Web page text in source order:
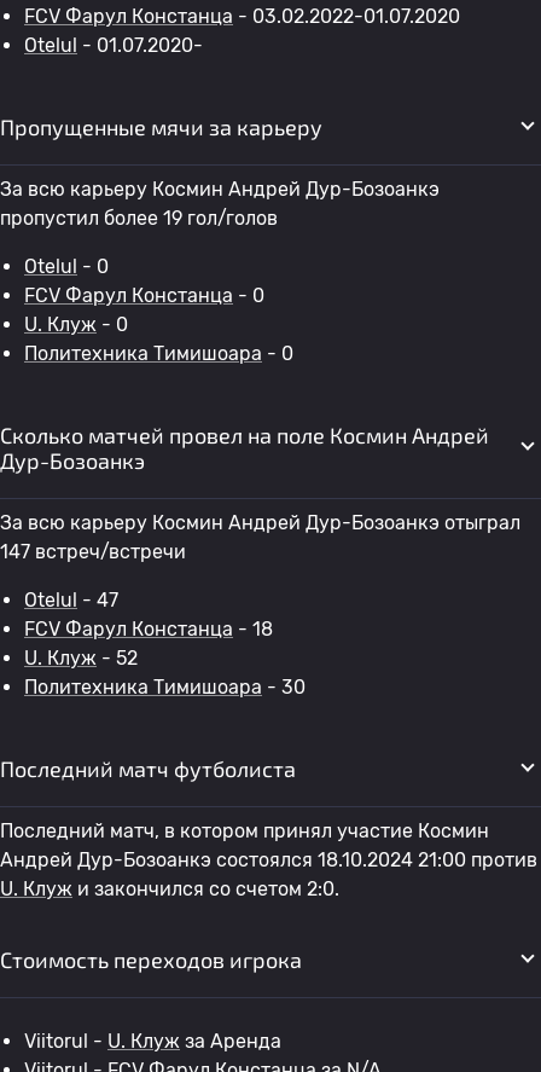
FCV Фарул Констанца - 03.02.2022-01.07.2020
Otelul - 01.07.2020-
Пропущенные мячи за карьеру
За всю карьеру Космин Андрей Дур-Бозоанкэ
пропустил более 19 гол/голов
Otelul - 0
FCV Фарул Констанца - 0
U. Клуж - 0
Политехника Тимишоара - 0
Сколько матчей провел на поле Космин Андрей
Дур-Бозоанкэ
За всю карьеру Космин Андрей Дур-Бозоанкэ отыграл
147 встреч/встречи
Otelul - 47
FCV Фарул Констанца - 18
U. Клуж - 52
Политехника Тимишоара - 30
Последний матч футболиста
Последний матч, в котором принял участие Космин
Андрей Дур-Бозоанкэ состоялся 18.10.2024 21:00 против
U. Клуж и закончился со счетом 2:0.
Стоимость переходов игрока
Viitorul - U. Клуж за Аренда